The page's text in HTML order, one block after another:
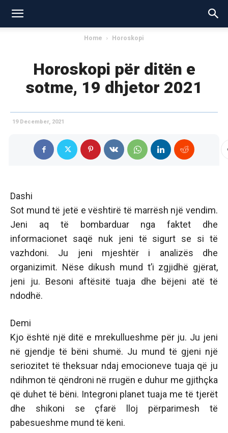
Home Horoskopi
Horoskopi për ditën e
sotme, 19 dhjetor 2021
19 December, 2021
Dashi
Sot mund të jetë e vështirë të marrësh një vendim.
Jeni aq të bombarduar nga faktet dhe
informacionet saqë nuk jeni të sigurt se si të
vazhdoni. Ju jeni mjeshtër i analizës dhe
organizimit. Nëse dikush mund t’i zgjidhë gjërat,
jeni ju. Besoni aftësitë tuaja dhe bëjeni atë të
ndodhë.
Demi
Kjo është një ditë e mrekullueshme për ju. Ju jeni
në gjendje të bëni shumë. Ju mund të gjeni një
seriozitet të theksuar ndaj emocioneve tuaja që ju
ndihmon të qëndroni në rrugën e duhur me gjithçka
që duhet të bëni. Integroni planet tuaja me të tjerët
dhe shikoni se çfarë lloj përparimesh të
pabesueshme mund të keni.